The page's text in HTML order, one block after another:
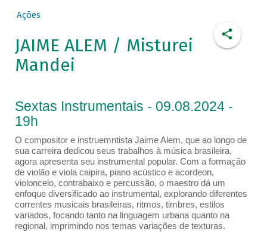
Ações
JAIME ALEM / Misturei
Mandei
Sextas Instrumentais - 09.08.2024 -
19h
O compositor e instruemntista Jaime Alem, que ao longo de
sua carreira dedicou seus trabalhos à música brasileira,
agora apresenta seu instrumental popular. Com a formação
de violão e viola caipira, piano acústico e acordeon,
violoncelo, contrabaixo e percussão, o maestro dá um
enfoque diversificado ao instrumental, explorando diferentes
correntes musicais brasileiras, ritmos, timbres, estilos
variados, focando tanto na linguagem urbana quanto na
regional, imprimindo nos temas variações de texturas.